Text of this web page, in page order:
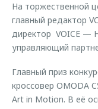
На торжественной
главный редактор
директор VOICE —
управляющий
Главный приз
кроссовер OMODA
Art in Motion. В её